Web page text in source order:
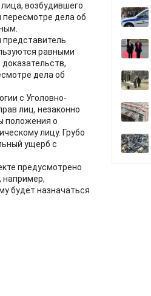
возбудившего
дела об
представитель
равными
дела об
с Уголовно-
лиц, незаконно
положения о
лицу. Грубо
ущерб с
предусмотрено
например,
будет назначаться